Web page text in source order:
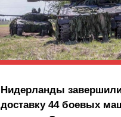
Нидерланды
доставку 44 боевых